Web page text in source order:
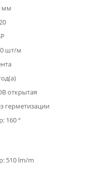
мм
шт/м
открытая
герметизации
160 °
510 lm/m